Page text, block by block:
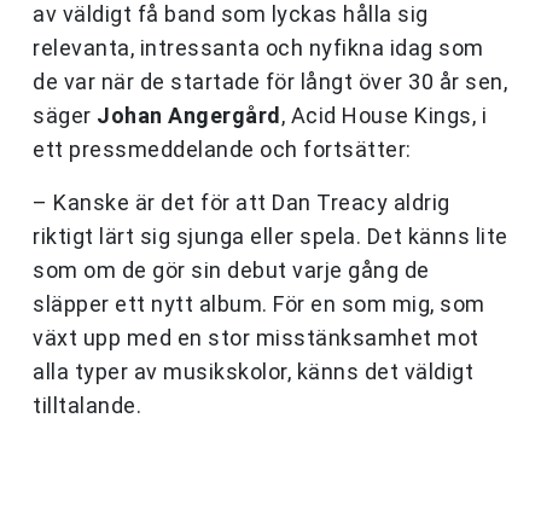
av väldigt få band som lyckas hålla sig
relevanta, intressanta och nyfikna idag som
de var när de startade för långt över 30 år sen,
säger Johan Angergård , Acid House Kings, i
ett pressmeddelande och fortsätter:
– Kanske är det för att Dan Treacy aldrig
riktigt lärt sig sjunga eller spela. Det känns lite
som om de gör sin debut varje gång de
släpper ett nytt album. För en som mig, som
växt upp med en stor misstänksamhet mot
alla typer av musikskolor, känns det väldigt
tilltalande.